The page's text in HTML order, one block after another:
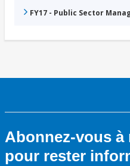
FY17 - Public Sector
Abonnez-vous
pour rester